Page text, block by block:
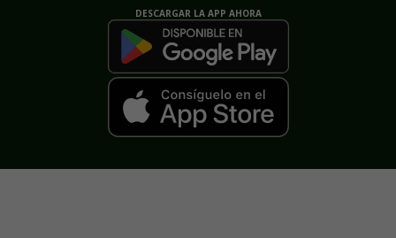
DESCARGAR LA APP AHORA